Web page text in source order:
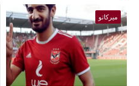
ميركاتو